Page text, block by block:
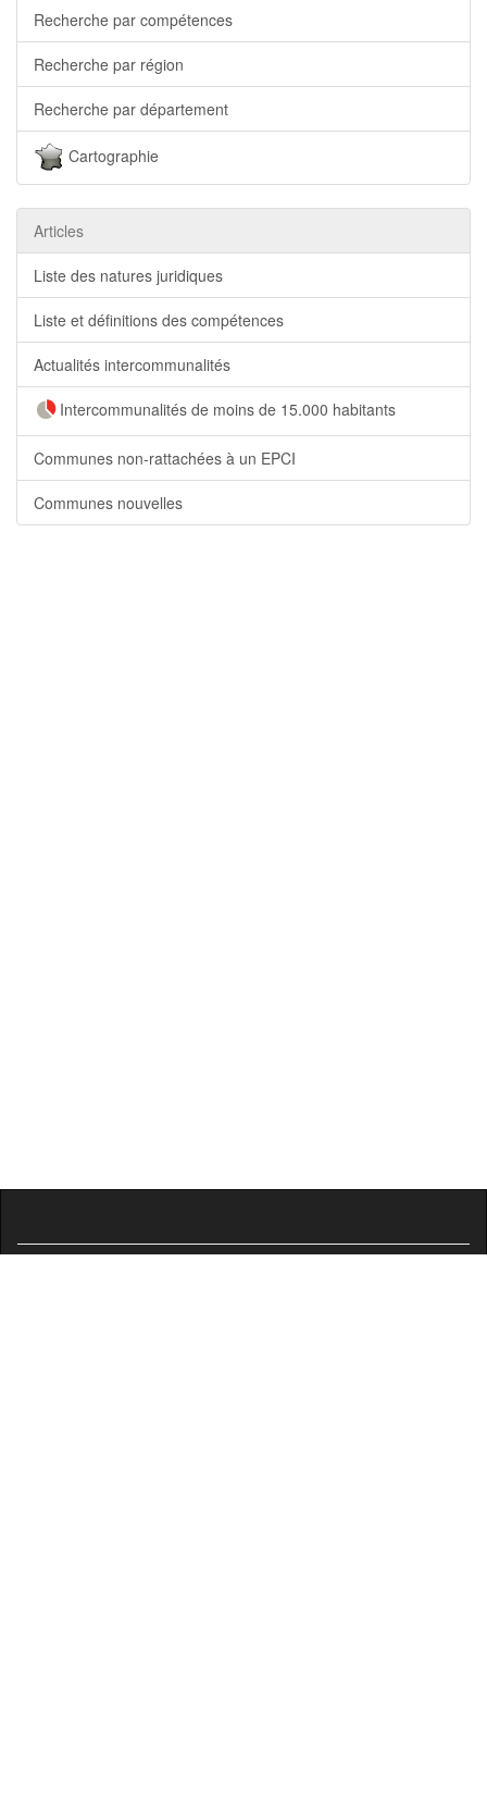
Recherche par compétences
Recherche par région
Recherche par département
Cartographie
Articles
Liste des natures juridiques
Liste et définitions des compétences
Actualités intercommunalités
Intercommunalités de moins de 15.000 habitants
Communes non-rattachées à un EPCI
Communes nouvelles